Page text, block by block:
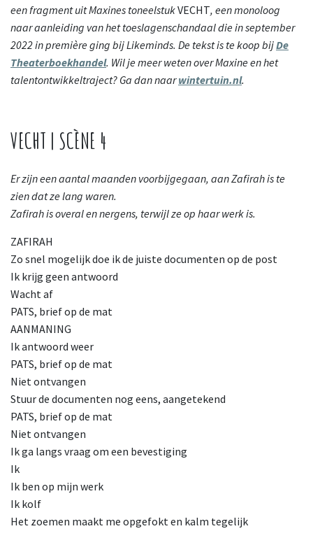
een fragment uit Maxines toneelstukVECHT, een monoloog
naar aanleiding van het toeslagenschandaal die in september
2022 in première ging bij Likeminds. De tekst is te koop bijDe
Theaterboekhandel. Wil je meer weten over Maxine en het
talentontwikkeltraject? Ga dan naarwintertuin.nl.
VECHT | SCÈNE 4
Er zijn een aantal maanden voorbijgegaan, aan Zafirah is te
zien dat ze lang waren.
Zafirah is overal en nergens, terwijl ze op haar werk is.
ZAFIRAH
Zo snel mogelijk doe ik de juiste documenten op de post
Ik krijg geen antwoord
Wacht af
PATS, brief op de mat
AANMANING
Ik antwoord weer
PATS, brief op de mat
Niet ontvangen
Stuur de documenten nog eens, aangetekend
PATS, brief op de mat
Niet ontvangen
Ik ga langs vraag om een bevestiging
Ik
Ik ben op mijn werk
Ik kolf
Het zoemen maakt me opgefokt en kalm tegelijk